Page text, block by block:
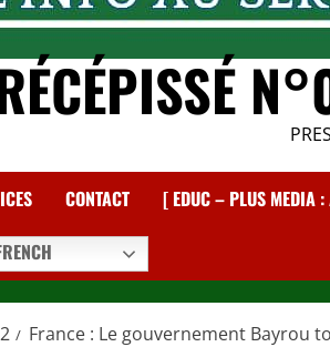
CONTACT [ EDUC – PLUS MEDIA
France : Le gouvernement Bayrou